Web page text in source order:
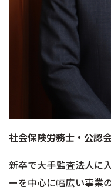
社会保険労務士・公認
新卒で大手監査法人に
ーを中心に幅広い事業